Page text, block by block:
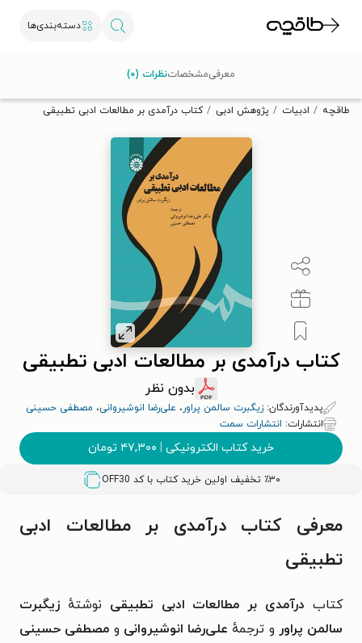
دسته‌بندی‌ها
تخفیف از طاقچه دریافت کن.
طاقچه ادبیات پژوهش ادبی کتاب درآمدی بر مطالعات ادبی تطبیقی
کتاب درآمدی بر مطالعات ادبی تطبیقی
بدون نظر
پدیدآورندگان: زیگبرت سالمن پراور، علی‌رضا انوشیروانی، مصطفی حسینی
انتشارات: انتشارات سمت
خرید کتاب الکترونیکی | ۴۷,۳۰۰ تومان
٪۳۰ تخفیف اولین خرید کتاب با کد OFF30
معرفیمشخصاتنظرات (۰)
معرفی کتاب درآمدی بر مطالعات ادبی
تطبیقی
کتاب درآمدی بر مطالعات ادبی تطبیقی نوشتهٔ زیگبرت
سالمن پراور و ترجمهٔ علی‌رضا انوشیروانی و مصطفی حسینی